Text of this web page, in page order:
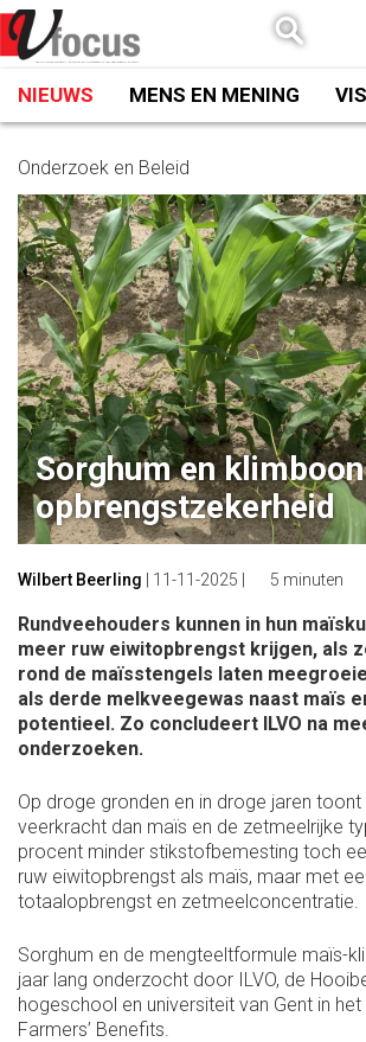
Spring
naar
inhoud
NIEUWS MENS EN MENING
Onderzoek en Beleid
Sorghum en
opbrengstzekerheid
Wilbert Beerling 11-11-2025 5 minuten
Rundveehouders kunnen in hun
meer ruw eiwitopbrengst krijgen, als
rond de maïsstengels laten
als derde melkveegewas naast maïs
potentieel. Zo concludeert ILVO na
onderzoeken.
Op droge gronden en in droge jaren
veerkracht dan maïs en de zetmeelrijke
procent minder stikstofbemesting toch
ruw eiwitopbrengst als maïs, maar met
totaalopbrengst en zetmeelconcentratie.
Sorghum en de mengteeltformule maïs-
jaar lang onderzocht door ILVO, de
hogeschool en universiteit van Gent in
Farmers’ Benefits.